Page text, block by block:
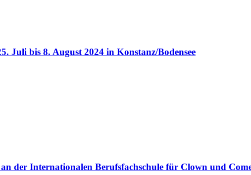
Juli bis 8. August 2024 in Konstanz/Bodensee
der Internationalen Berufsfachschule für Clown und